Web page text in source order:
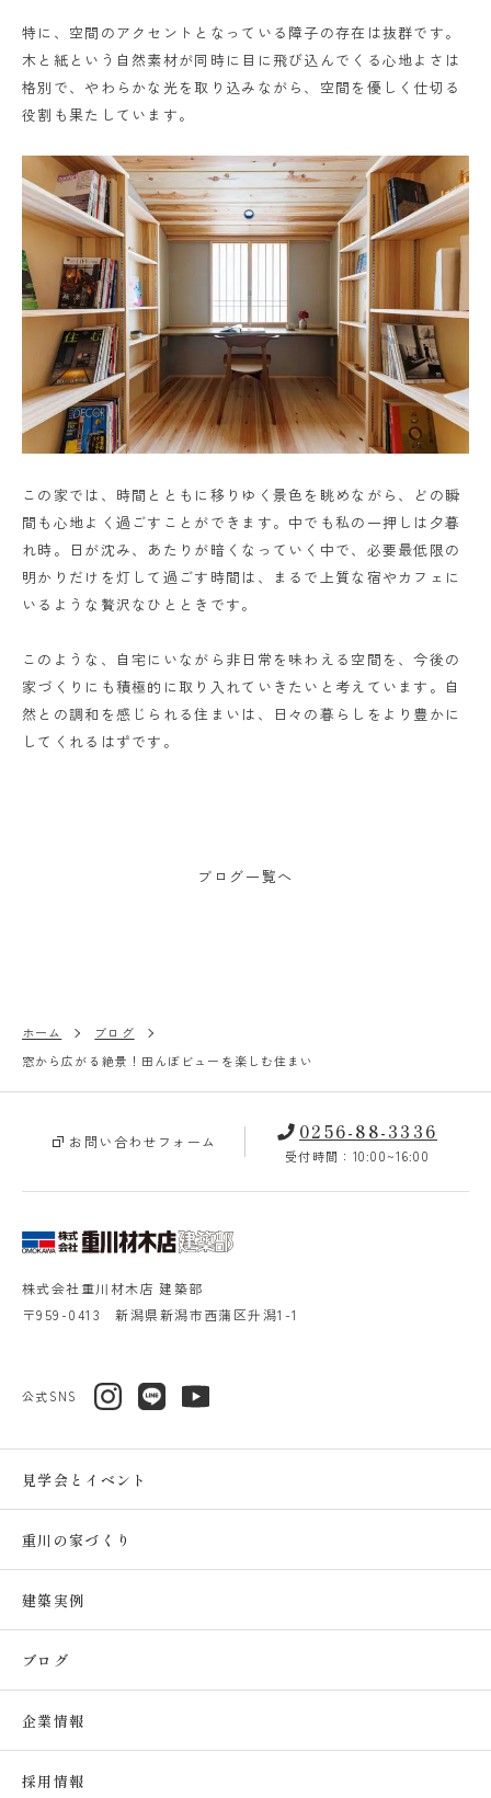
特に、空間のアクセントとなっている障子の存在は抜群です。
木と紙という自然素材が同時に目に飛び込んでくる心地よさは
格別で、やわらかな光を取り込みながら、空間を優しく仕切る
役割も果たしています。
この家では、時間とともに移りゆく景色を眺めながら、どの瞬
間も心地よく過ごすことができます。中でも私の一押しは夕暮
れ時。日が沈み、あたりが暗くなっていく中で、必要最低限の
明かりだけを灯して過ごす時間は、まるで上質な宿やカフェに
いるような贅沢なひとときです。
このような、自宅にいながら非日常を味わえる空間を、今後の
家づくりにも積極的に取り入れていきたいと考えています。自
然との調和を感じられる住まいは、日々の暮らしをより豊かに
してくれるはずです。
ブログ一覧へ
ホーム
ブログ
窓から広がる絶景！田んぼビューを楽しむ住まい
見学会とイベント
重川の家づくり
建築実例
ブログ
企業情報
採用情報
公式SNS
株式会社重川材木店 建築部
〒959-0413 新潟県新潟市西蒲区升潟1-1
お問い合わせフォーム 0256-88-3336
受付時間：10:00~16:00